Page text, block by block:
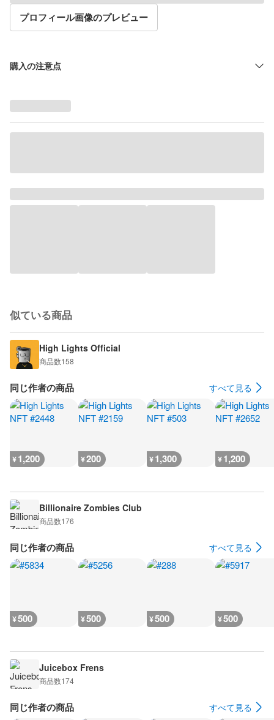
プロフィール画像のプレビュー
購入の注意点
似ている商品
High Lights Official
商品数158
同じ作者の商品 すべて見る
¥1,200 ¥200 ¥1,300 ¥1,200
Billionaire Zombies Club
商品数176
同じ作者の商品 すべて見る
¥500 ¥500 ¥500 ¥500
Juicebox Frens
商品数174
同じ作者の商品 すべて見る